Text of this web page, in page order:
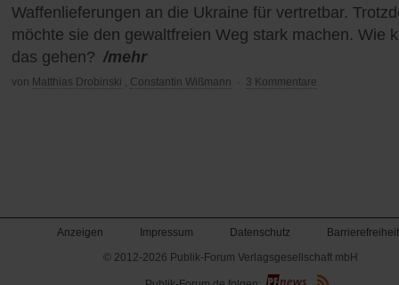
Waffenlieferungen an die Ukraine für vertretbar.
möchte sie den gewaltfreien Weg stark machen. Wie
das gehen? /mehr
von Matthias Drobinski Constantin Wißmann 3 Kommentare
Anzeigen Impressum Datenschutz
Barrierefreiheit
© 2012-2026 Publik-Forum Verlagsgesellschaft mbH
(Öffnet